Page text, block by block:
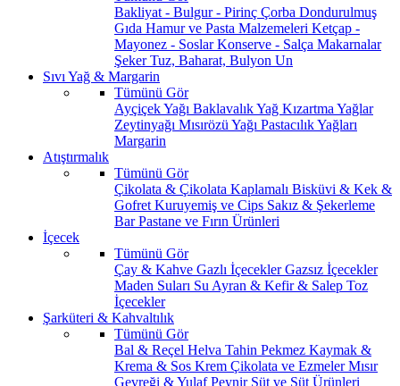
Bakliyat - Bulgur - Pirinç Çorba Dondurulmuş
Gıda Hamur ve Pasta Malzemeleri Ketçap -
Mayonez - SoslarKonserve - Salça Makarnalar
ŞekerTuz, Baharat, Bulyon Un
Sıvı Yağ & Margarin
Tümünü Gör
Ayçiçek Yağı Baklavalık Yağ Kızartma Yağlar
Zeytinyağı Mısırözü Yağı Pastacılık Yağları
Margarin
Atıştırmalık
Tümünü Gör
Çikolata & Çikolata Kaplamalı Bisküvi & Kek &
Gofret Kuruyemiş ve Cips Sakız & Şekerleme
BarPastane ve Fırın Ürünleri
İçecek
Tümünü Gör
Çay & Kahve Gazlı İçeceklerGazsız İçecekler
Maden Suları Su Ayran & Kefir & Salep Toz
İçecekler
Şarküteri & Kahvaltılık
Tümünü Gör
Bal & Reçel Helva Tahin Pekmez Kaymak &
Krema & Sos Krem Çikolata ve EzmelerMısır
Gevreği & YulafPeynir Süt ve Süt Ürünleri